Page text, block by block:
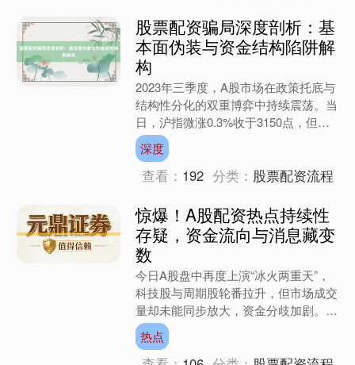
股票配资骗局深度剖析：基
本面伪装与资金结构陷阱解
构
2023年三季度，A股市场在政策托底与
结构性分化的双重博弈中持续震荡。当
日，沪指微涨0.3%收于3150点，但创
业板指受新能源板块拖累下跌1.2%正
规实盘配资，....
深度
查看： 192 分类： 股票配资流程
惊爆！A股配资热点持续性
存疑，资金流向与消息藏变
数
今日A股盘中再度上演“冰火两重天”，
科技股与周期股轮番拉升，但市场成交
量却未能同步放大，资金分歧加剧。更
值得警惕的是线上炒股配资开户，近期
被热炒的配资概念股尾盘....
热点